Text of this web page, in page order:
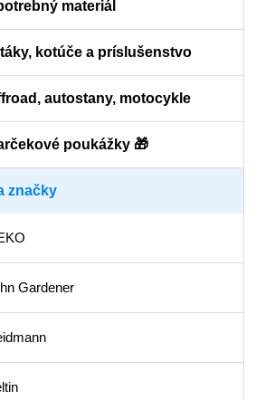
materiál
kotúče a príslušenstvo
autostany, motocykle
poukážky 🎁
značky
Gardener